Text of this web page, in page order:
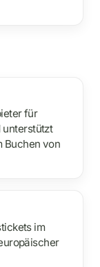
für
unterstützt
Buchen von
im